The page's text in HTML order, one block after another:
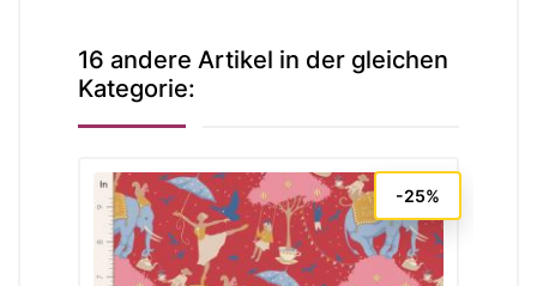
16 andere Artikel in der gleichen
Kategorie:
-25%